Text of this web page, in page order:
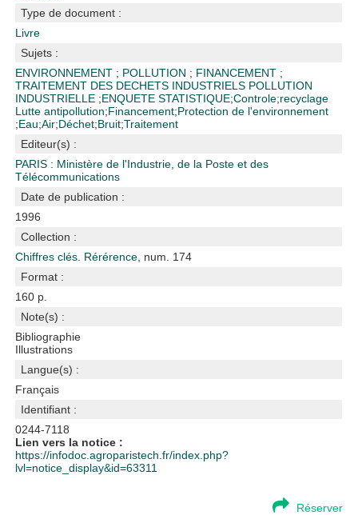
Type de document :
Livre
Sujets :
ENVIRONNEMENT ; POLLUTION ; FINANCEMENT ;
TRAITEMENT DES DECHETS INDUSTRIELS POLLUTION
INDUSTRIELLE ;ENQUETE STATISTIQUE;Controle;recyclage
Lutte antipollution;Financement;Protection de l'environnement
;Eau;Air;Déchet;Bruit;Traitement
Editeur(s) :
PARIS : Ministère de l'Industrie, de la Poste et des
Télécommunications
Date de publication :
1996
Collection :
Chiffres clés. Rérérence , num. 174
Format :
160 p.
Note(s) :
Bibliographie
Illustrations
Langue(s) :
Français
Identifiant :
0244-7118
Lien vers la notice :
https://infodoc.agroparistech.fr/index.php?
lvl=notice_display&id=63311
Réserver